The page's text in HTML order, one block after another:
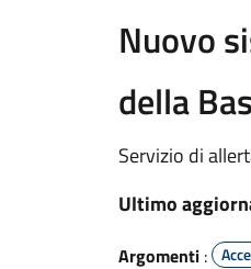
Nuovo
della
Servizio di
Ultimo
Argomenti :